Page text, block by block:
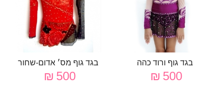
בגד גוף ורוד כהה
500 ₪
בגד גוף מס׳ אדום-שחור
500 ₪